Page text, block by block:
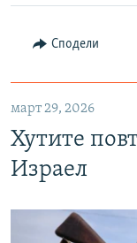
Сподели
март 29, 2026
Хутите
Израел